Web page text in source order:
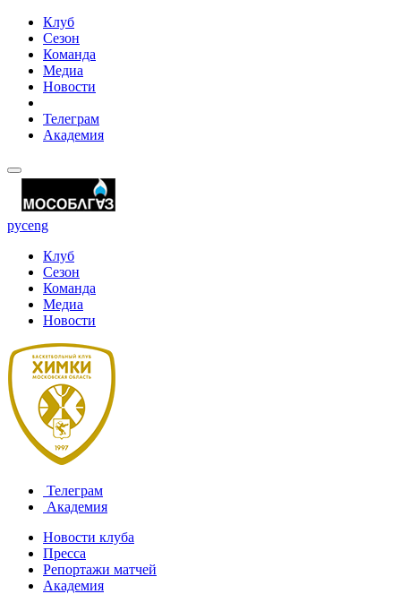
Клуб
Сезон
Команда
Медиа
Новости
Телеграм
Академия
русeng
Клуб
Сезон
Команда
Медиа
Новости
Телеграм
Академия
Новости клуба
Пресса
Репортажи матчей
Академия